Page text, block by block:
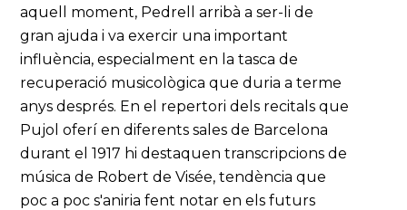
aquell moment, Pedrell arribà a ser-li de
gran ajuda i va exercir una important
influència, especialment en la tasca de
recuperació musicològica que duria a terme
anys després. En el repertori dels recitals que
Pujol oferí en diferents sales de Barcelona
durant el 1917 hi destaquen transcripcions de
música de Robert de Visée, tendència que
poc a poc s'aniria fent notar en els futurs